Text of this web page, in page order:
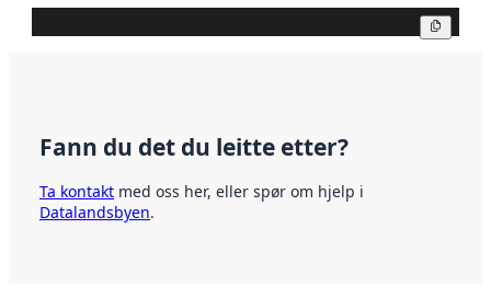
Fann du det du leitte etter?
Ta kontakt med oss her, eller spør om hjelp i
Datalandsbyen.